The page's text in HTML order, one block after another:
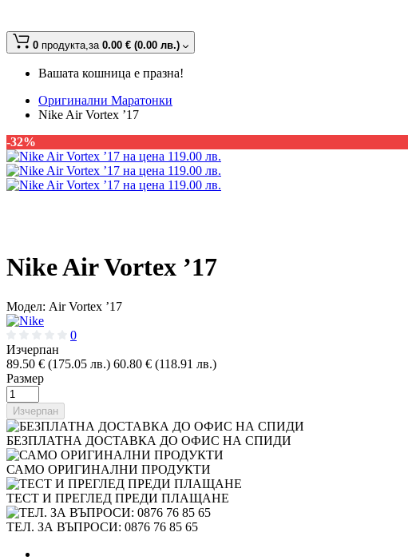
0 продукта,за 0.00 € (0.00 лв.)
Вашата кошница е празна!
Оригинални Маратонки
Nike Air Vortex ’17
-32%
Nike Air Vortex ’17
Модел: Air Vortex ’17
0
Изчерпан
89.50 € (175.05 лв.) 60.80 € (118.91 лв.)
Размер
Изчерпан
БЕЗПЛАТНА ДОСТАВКА ДО ОФИС НА СПИДИ
САМО ОРИГИНАЛНИ ПРОДУКТИ
ТЕСТ И ПРЕГЛЕД ПРЕДИ ПЛАЩАНЕ
ТЕЛ. ЗА ВЪПРОСИ: 0876 76 85 65